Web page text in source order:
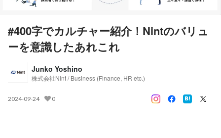
#400字でカルチャー紹介！Nintのバリュ
ーを意識したあれこれ
Junko Yoshino
株式会社Nint / Business (Finance, HR etc.)
2024-09-24 0